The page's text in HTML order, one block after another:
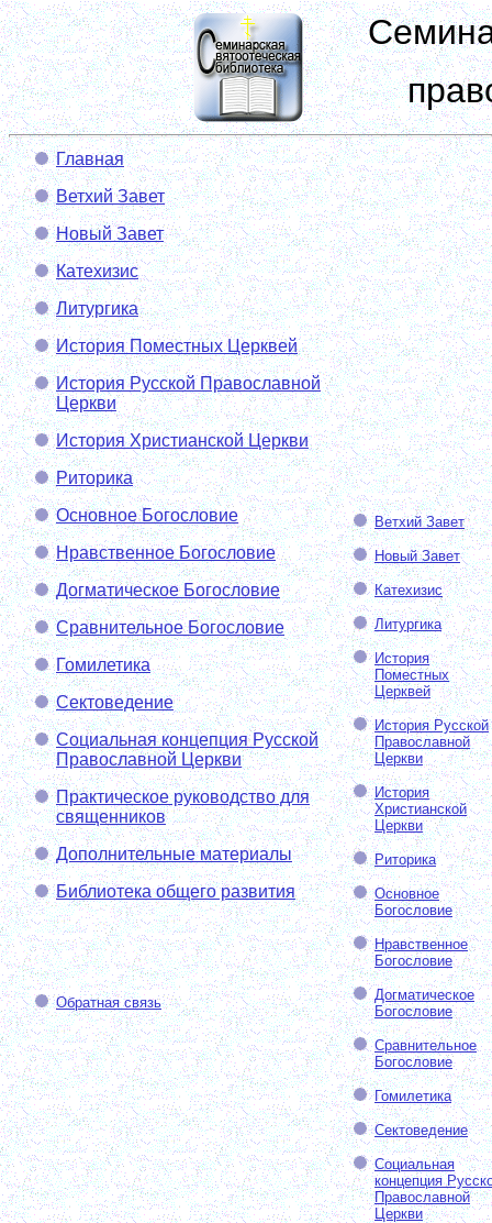
Главная
Ветхий Завет
Новый Завет
Катехизис
Литургика
История Поместных Церквей
История Русской Православной
Церкви
История Христианской Церкви
Риторика
Основное Богословие
Нравственное Богословие
Догматическое Богословие
Сравнительное Богословие
Гомилетика
Сектоведение
Социальная концепция Русской
Православной Церкви
Практическое руководство для
священников
Дополнительные материалы
Библиотека общего развития
Обратная связь
Ветхий Завет
Новый Завет
Катехизис
Литургика
История
Поместных
Церквей
История Русской
Православной
Церкви
История
Христианской
Церкви
Риторика
Основное
Богословие
Нравственное
Богословие
Догматическое
Богословие
Сравнительное
Богословие
Гомилетика
Сектоведение
Социальная
концепция
Православной
Церкви